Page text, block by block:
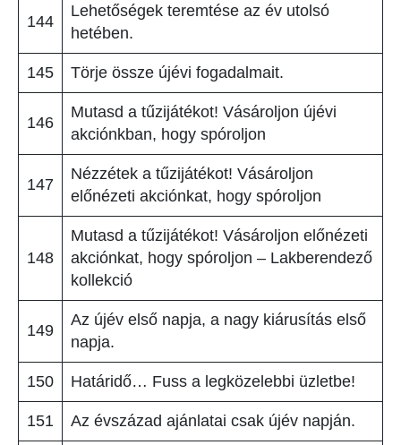
144
Lehetőségek teremtése az év utolsó
hetében.
145 Törje össze újévi fogadalmait.
146
Mutasd a tűzijátékot! Vásároljon újévi
akciónkban, hogy spóroljon
147
Nézzétek a tűzijátékot! Vásároljon
előnézeti akciónkat, hogy spóroljon
148
Mutasd a tűzijátékot! Vásároljon előnézeti
akciónkat, hogy spóroljon – Lakberendező
kollekció
149
Az újév első napja, a nagy kiárusítás első
napja.
150 Határidő… Fuss a legközelebbi üzletbe!
151 Az évszázad ajánlatai csak újév napján.